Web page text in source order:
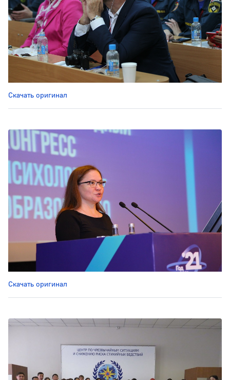
Скачать оригинал
Скачать оригинал